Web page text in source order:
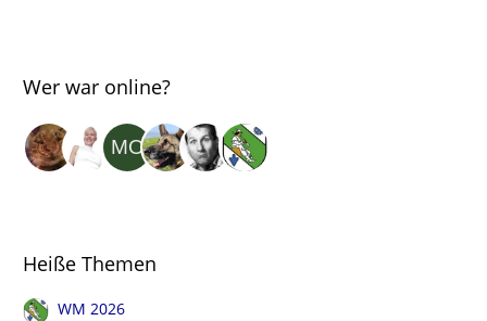
Wer war online?
Heiße Themen
WM 2026